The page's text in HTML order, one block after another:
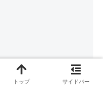
トップ サイドバー